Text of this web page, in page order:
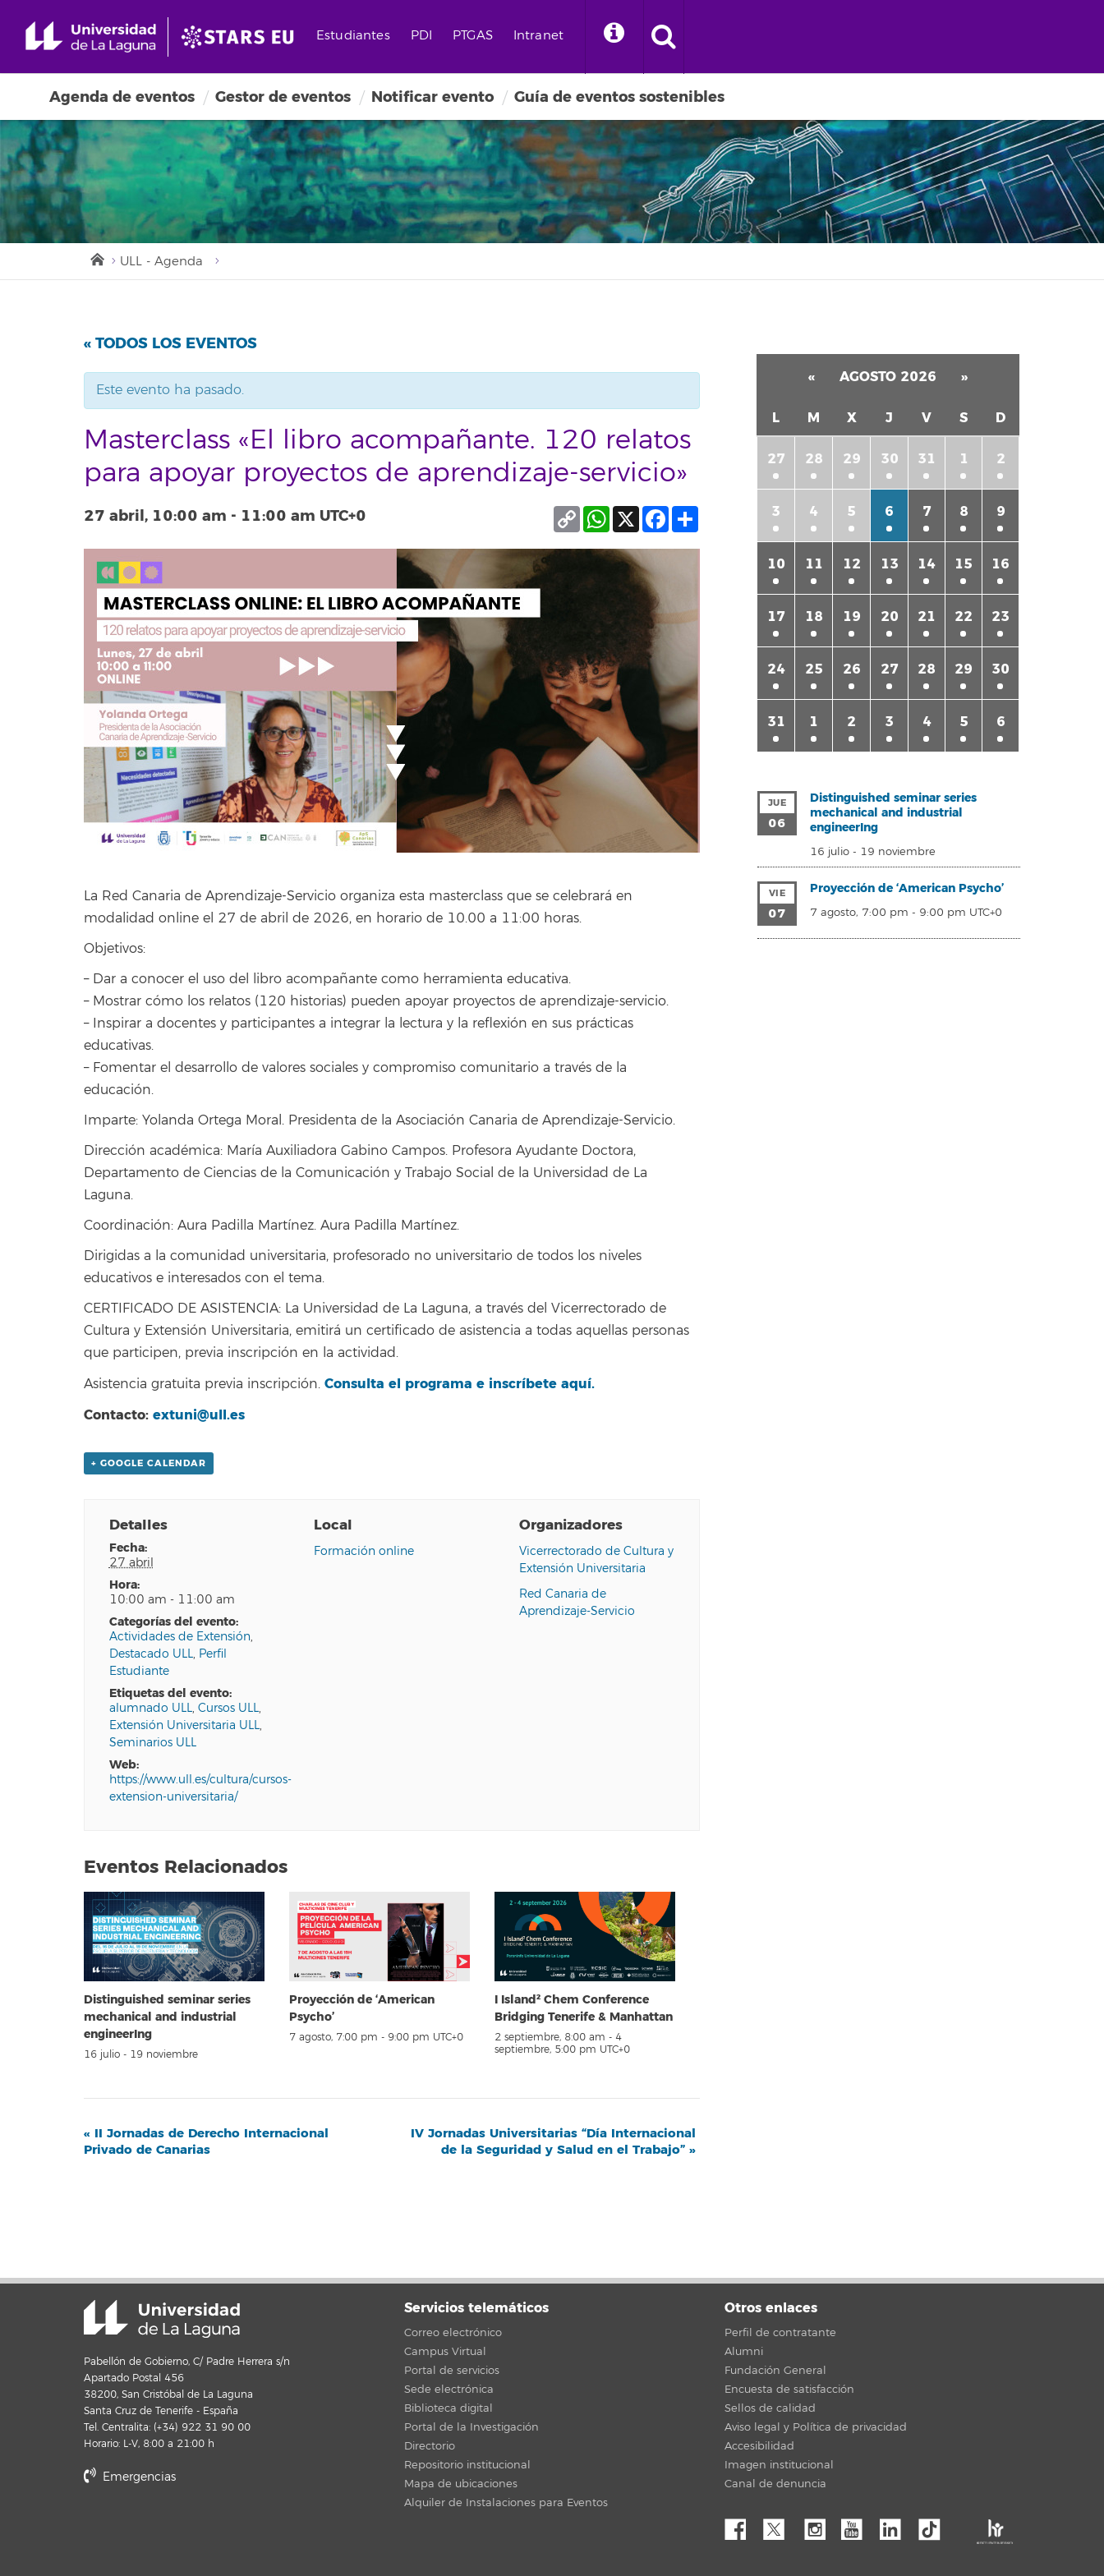
Estudiantes PDI PTGAS Intranet
Agenda de eventos Gestor de eventos Notificar evento Guía de eventos sostenibles
ULL - Agenda
« TODOS LOS EVENTOS
Este evento ha pasado.
Masterclass «El libro acompañante. 120 relatos
para apoyar proyectos de aprendizaje-servicio»
27 abril, 10:00 am - 11:00 am UTC+0 Facebook
X
WhatsApp
Copy
Link
La Red Canaria de Aprendizaje-Servicio organiza esta masterclass que se celebrará en
modalidad online el 27 de abril de 2026, en horario de 10.00 a 11:00 horas.
Objetivos:
– Dar a conocer el uso del libro acompañante como herramienta educativa.
– Mostrar cómo los relatos (120 historias) pueden apoyar proyectos de aprendizaje-servicio.
– Inspirar a docentes y participantes a integrar la lectura y la reflexión en sus prácticas
educativas.
– Fomentar el desarrollo de valores sociales y compromiso comunitario a través de la
educación.
Imparte: Yolanda Ortega Moral. Presidenta de la Asociación Canaria de Aprendizaje-Servicio.
Dirección académica: María Auxiliadora Gabino Campos. Profesora Ayudante Doctora,
Departamento de Ciencias de la Comunicación y Trabajo Social de la Universidad de La
Laguna.
Coordinación: Aura Padilla Martínez. Aura Padilla Martínez.
Dirigidas a la comunidad universitaria, profesorado no universitario de todos los niveles
educativos e interesados con el tema.
CERTIFICADO DE ASISTENCIA: La Universidad de La Laguna, a través del Vicerrectorado de
Cultura y Extensión Universitaria, emitirá un certificado de asistencia a todas aquellas personas
que participen, previa inscripción en la actividad.
Asistencia gratuita previa inscripción. Consulta el programa e inscríbete aquí.
Contacto: extuni@ull.es
+ GOOGLE CALENDAR
Detalles
fecha:
27 abril
hora:
10:00 am - 11:00 am
categorías del evento:
Actividades de Extensión,
Destacado ULL, Perfil
Estudiante
etiquetas del evento:
alumnado ULL, Cursos ULL,
Extensión Universitaria ULL,
Seminarios ULL
web:
https://www.ull.es/cultura/cursos-
extension-universitaria/
Local
Formación online
Organizadores
Vicerrectorado de Cultura y
Extensión Universitaria
Red Canaria de
Aprendizaje-Servicio
Eventos Relacionados
Distinguished seminar series
mechanical and industrial
engineerIng
16 julio - 19 noviembre
Proyección de ‘American
Psycho’
7 agosto, 7:00 pm - 9:00 pm UTC+0
I Island² Chem Conference
Bridging Tenerife & Manhattan
2 septiembre, 8:00 am - 4
septiembre, 5:00 pm UTC+0
Navegación
del
« II Jornadas de Derecho Internacional
Privado de Canarias
IV Jornadas Universitarias “Día Internacional
de la Seguridad y Salud en el Trabajo” »
« AGOSTO 2026 »
L M X J V S D
27 28 29 30 31 1 2
3 4 5 6 7 8 9
10 11 12 13 14 15 16
17 18 19 20 21 22 23
24 25 26 27 28 29 30
31 1 2 3 4 5 6
JUE
06
Distinguished seminar series
mechanical and industrial
engineerIng
16 julio - 19 noviembre
VIE
07
Proyección de ‘American Psycho’
7 agosto, 7:00 pm - 9:00 pm UTC+0
Pabellón de Gobierno, C/ Padre Herrera s/n
Apartado Postal 456
38200, San Cristóbal de La Laguna
Santa Cruz de Tenerife - España
Tel. Centralita: (+34) 922 31 90 00
Horario: L-V, 8:00 a 21:00 h
Emergencias
Servicios telemáticos
Correo electrónico
Campus Virtual
Portal de servicios
Sede electrónica
Biblioteca digital
Portal de la Investigación
Directorio
Repositorio institucional
Mapa de ubicaciones
Alquiler de Instalaciones para Eventos
Otros enlaces
Perfil de contratante
Alumni
Fundación General
Encuesta de satisfacción
Sellos de calidad
Aviso legal y Política de privacidad
Accesibilidad
Imagen institucional
Canal de denuncia